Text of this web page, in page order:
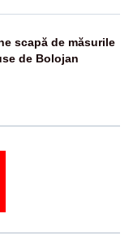
scapă de măsurile
de Bolojan